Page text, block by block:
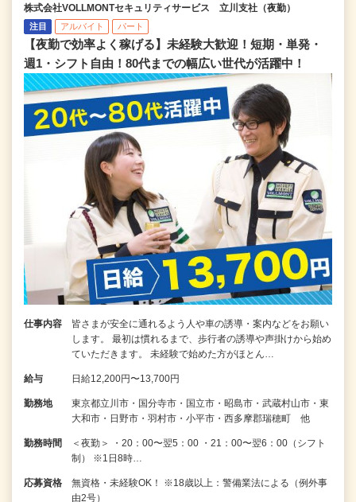
株式会社VOLLMONTセキュリティサービス 立川支社（夜勤）
注目 アルバイト パート
【夜勤で効率よく稼げる】未経験大歓迎！短期・単発・
週1・シフト自由！80代までの幅広い世代が活躍中！
仕事内容
皆さまが安全に通れるよう人や車の誘導・案内などをお願い
します。 最初は慣れるまで、歩行者の誘導や声掛けから始め
ていただきます。 未経験で始めた方がほとん…
給与 日給12,200円〜13,700円
勤務地
東京都立川市・国分寺市・国立市・昭島市・武蔵村山市・東
大和市・日野市・羽村市・小平市・西多摩郡瑞穂町 他
勤務時間
＜夜勤＞ ・20：00〜翌5：00 ・21：00〜翌6：00（シフト
制） ※1日8時…
応募資格
無資格・未経験OK！ ※18歳以上：警備業法による（例外事
由2号）